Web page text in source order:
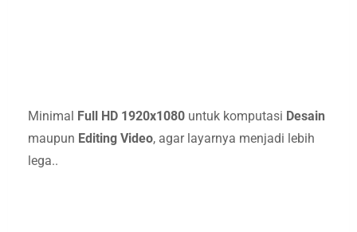
Minimal Full HD 1920x1080 untuk komputasi Desain
maupun Editing Video, agar layarnya menjadi lebih
lega..